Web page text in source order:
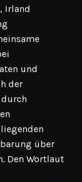
Irland
und
der
über
Den Wortlaut